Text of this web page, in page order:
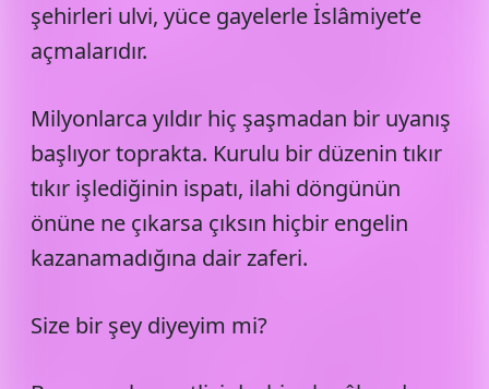
şehirleri ulvi, yüce gayelerle İslâmiyet’e
açmalarıdır.
Milyonlarca yıldır hiç şaşmadan bir uyanış
başlıyor toprakta. Kurulu bir düzenin tıkır
tıkır işlediğinin ispatı, ilahi döngünün
önüne ne çıkarsa çıksın hiçbir engelin
kazanamadığına dair zaferi.
Size bir şey diyeyim mi?